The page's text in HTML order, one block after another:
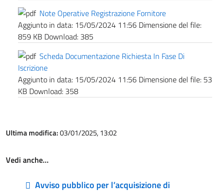
Note Operative Registrazione Fornitore
Aggiunto in data: 15/05/2024 11:56 Dimensione del file:
859 KB Download: 385
Scheda Documentazione Richiesta In Fase Di
Iscrizione
Aggiunto in data: 15/05/2024 11:56 Dimensione del file: 53
KB Download: 358
Ultima modifica:03/01/2025, 13:02
Vedi anche…
Avviso pubblico per l’acquisizione di